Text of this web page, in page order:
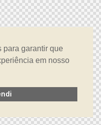
para garantir que
em nosso